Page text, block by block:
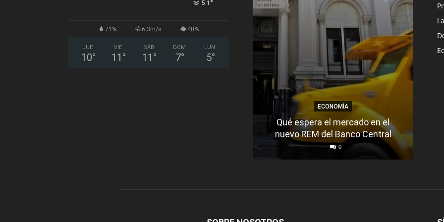
5.1 °
71% 6.3m/s 40%
JUE
10°
VIE
11 °
SÁB
11 °
DOM
7°
LUN
5°
ECONOMÍA
Qué espera el mercado en el
nuevo REM del Banco Central
0